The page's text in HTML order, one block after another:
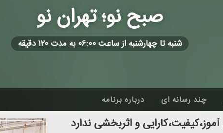
صبح نو؛ تهران نو
شنبه تا چهارشنبه از ساعت ۰۶:۰۰ به مدت ۱۲۰ دقیقه
چند رسانه ای درباره برنامه